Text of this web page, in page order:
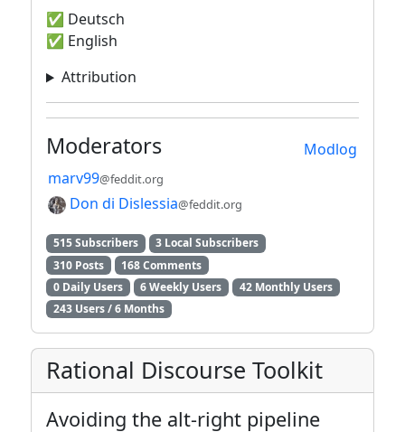
✅ Deutsch
✅ English
Attribution
Modlog
Moderators
marv99@feddit.org
Don di Dislessia@feddit.org
515 Subscribers
3 Local Subscribers
310 Posts
168 Comments
0 Daily Users
6 Weekly Users
42 Monthly Users
243 Users / 6 Months
Rational Discourse Toolkit
Avoiding the alt-right pipeline